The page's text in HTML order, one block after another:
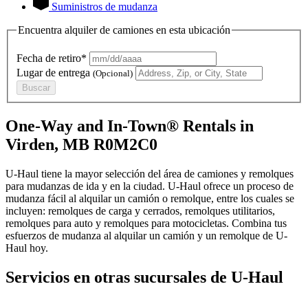
Suministros de mudanza
Encuentra alquiler de camiones en esta ubicación
Fecha de retiro*
Lugar de entrega (Opcional)
Buscar
One-Way and In-Town® Rentals in
Virden, MB R0M2C0
U-Haul tiene la mayor selección del área de camiones y remolques
para mudanzas de ida y en la ciudad. U-Haul ofrece un proceso de
mudanza fácil al alquilar un camión o remolque, entre los cuales se
incluyen: remolques de carga y cerrados, remolques utilitarios,
remolques para auto y remolques para motocicletas. Combina tus
esfuerzos de mudanza al alquilar un camión y un remolque de U-
Haul hoy.
Servicios en otras sucursales de U-Haul